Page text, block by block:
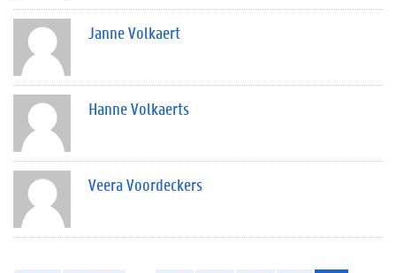
Janne Volkaert
Hanne Volkaerts
Veera Voordeckers